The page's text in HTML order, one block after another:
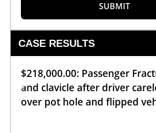
SUBMIT
CASE RESULTS
$218,000.00: Passenger
and clavicle after driver
over pot hole and flipped